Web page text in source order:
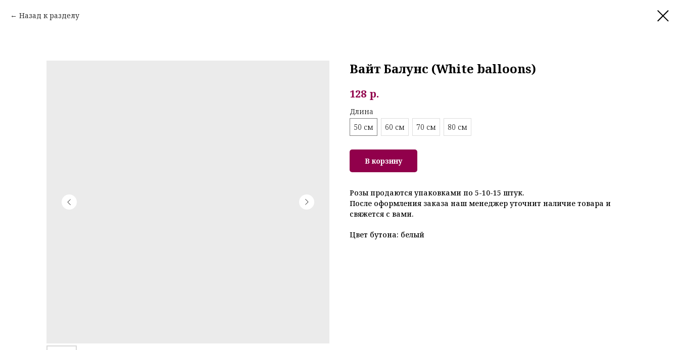
Назад к разделу
Вайт Балунс (White balloons)
128 р.
Длина
50 см
60 см 70 см 80 см
В корзину
Розы продаются упаковками по 5-10-15 штук.
После оформления заказа наш менеджер уточнит наличие товара и
свяжется с вами.
Цвет бутона: белый